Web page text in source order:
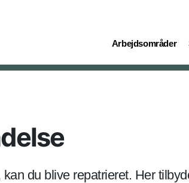
Arbejdsområder
(current)
du blive repatrieret. Her